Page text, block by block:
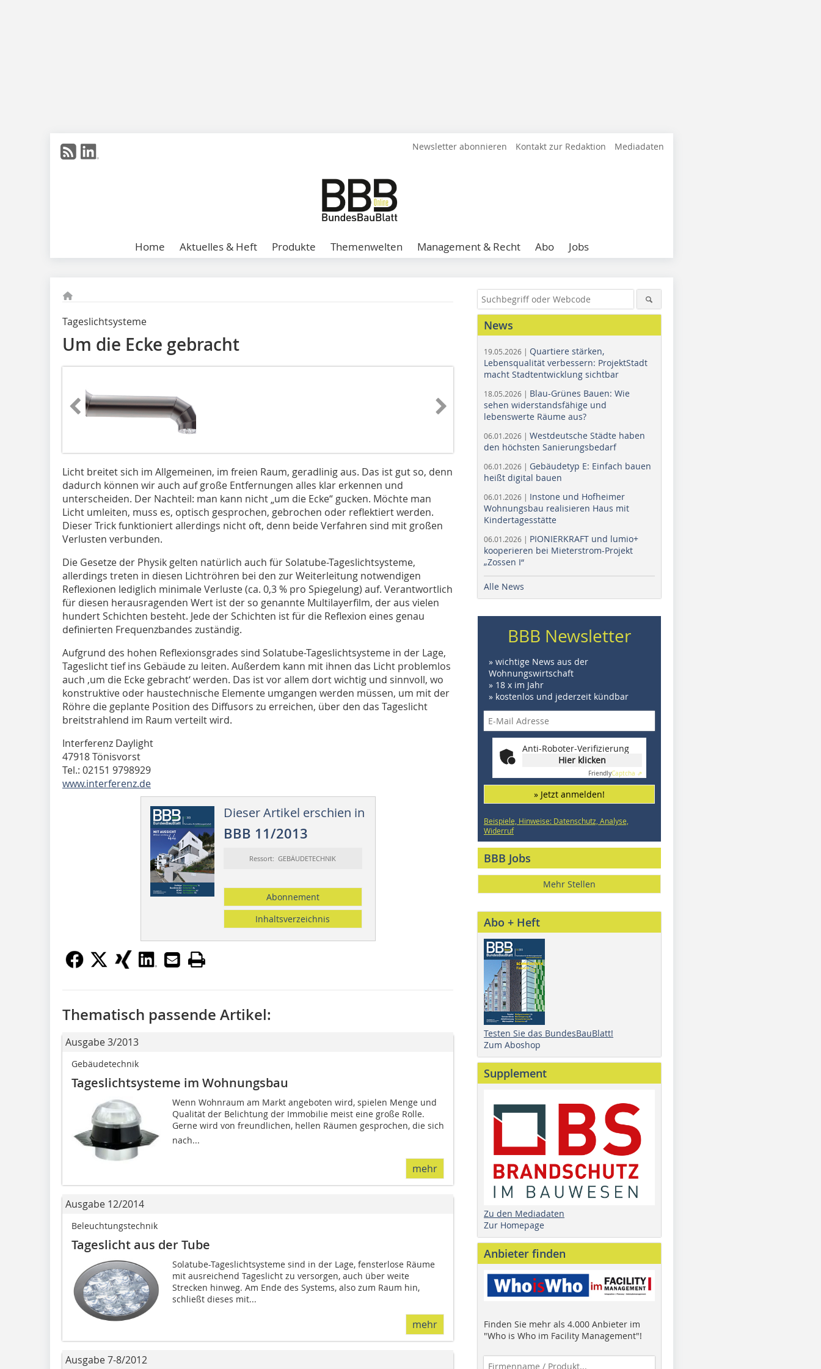
Newsletter abonnieren Kontakt zur Redaktion Mediadaten
Home Aktuelles & Heft Produkte Themenwelten Management & Recht Abo Jobs
Tageslichtsysteme
Um die Ecke gebracht
Licht breitet sich im Allgemeinen, im freien Raum, geradlinig aus. Das ist gut so, denn
dadurch können wir auch auf große Entfernungen alles klar erkennen und
unterscheiden. Der Nachteil: man kann nicht „um die Ecke“ gucken. Möchte man
Licht umleiten, muss es, optisch gesprochen, gebrochen oder reflektiert werden.
Dieser Trick funktioniert allerdings nicht oft, denn beide Verfahren sind mit großen
Verlusten verbunden.
Die Gesetze der Physik gelten natürlich auch für Solatube-Tageslichtsysteme,
allerdings treten in diesen Lichtröhren bei den zur Weiterleitung notwendigen
Reflexionen lediglich minimale Verluste (ca. 0,3 % pro Spiegelung) auf. Verantwortlich
für diesen herausragenden Wert ist der so genannte Multilayerfilm, der aus vielen
hundert Schichten besteht. Jede der Schichten ist für die Reflexion eines genau
definierten Frequenzbandes zuständig.
Aufgrund des hohen Reflexionsgrades sind Solatube-Tageslichtsysteme in der Lage,
Tageslicht tief ins Gebäude zu leiten. Außerdem kann mit ihnen das Licht problemlos
auch ‚um die Ecke gebracht‘ werden. Das ist vor allem dort wichtig und sinnvoll, wo
konstruktive oder haustechnische Elemente umgangen werden müssen, um mit der
Röhre die geplante Position des Diffusors zu erreichen, über den das Tageslicht
breitstrahlend im Raum verteilt wird.
Interferenz Daylight
47918 Tönisvorst
Tel.: 02151 9798929
www.interferenz.de
Dieser Artikel erschien in
BBB 11/2013
Ressort: GEBÄUDETECHNIK
Abonnement
Inhaltsverzeichnis
Thematisch passende Artikel:
Ausgabe 3/2013
Gebäudetechnik
Tageslichtsysteme im Wohnungsbau
Wenn Wohnraum am Markt angeboten wird, spielen Menge und
Qualität der Belichtung der Immobilie meist eine große Rolle.
Gerne wird von freundlichen, hellen Räumen gesprochen, die sich
nach...
mehr
Ausgabe 12/2014
Beleuchtungstechnik
Tageslicht aus der Tube
Solatube-Tageslichtsysteme sind in der Lage, fensterlose Räume
mit ausreichend Tageslicht zu versorgen, auch über weite
Strecken hinweg. Am Ende des Systems, also zum Raum hin,
schließt dieses mit...
mehr
Ausgabe 7-8/2012
News
19.05.2026 | Quartiere stärken,
Lebensqualität verbessern: ProjektStadt
macht Stadtentwicklung sichtbar
18.05.2026 | Blau-Grünes Bauen: Wie
sehen widerstandsfähige und
lebenswerte Räume aus?
06.01.2026 | Westdeutsche Städte haben
den höchsten Sanierungsbedarf
06.01.2026 | Gebäudetyp E: Einfach bauen
heißt digital bauen
06.01.2026 | Instone und Hofheimer
Wohnungsbau realisieren Haus mit
Kindertagesstätte
06.01.2026 | PIONIERKRAFT und lumio+
kooperieren bei Mieterstrom-Projekt
„Zossen I“
Alle News
BBB Newsletter
» wichtige News aus der
Wohnungswirtschaft
» 18 x im Jahr
» kostenlos und jederzeit kündbar
Anti-Roboter-Verifizierung
Hier klicken
FriendlyCaptcha ⇗
» Jetzt anmelden!
Beispiele, Hinweise: Datenschutz, Analyse,
Widerruf
BBB Jobs
Mehr Stellen
Abo + Heft
Testen Sie das BundesBauBlatt!
Zum Aboshop
Supplement
Zu den Mediadaten
Zur Homepage
Anbieter finden
Finden Sie mehr als 4.000 Anbieter im
"Who is Who im Facility Management"!